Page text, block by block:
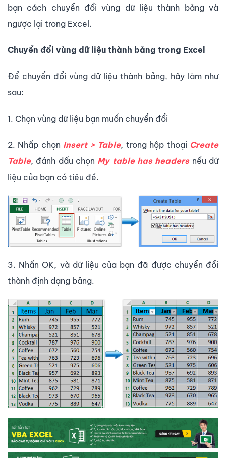
bạn cách chuyển đổi vùng dữ liệu thành bảng và
ngược lại trong Excel.
Chuyển đổi vùng dữ liệu thành bảng trong Excel
Để chuyển đổi vùng dữ liệu thành bảng, hãy làm như
sau:
1. Chọn vùng dữ liệu bạn muốn chuyển đổi
2. Nhấp chọn Insert > Table, trong hộp thoại Create
Table, đánh dấu chọn My table has headersnếu dữ
liệu của bạn có tiêu đề.
3. Nhấn OK, và dữ liệu của bạn đã được chuyển đổi
thành định dạng bảng.